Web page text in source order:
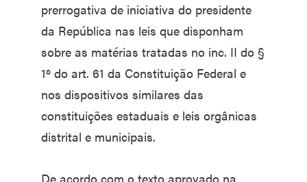
prerrogativa de iniciativa do presidente
da República nas leis que disponham
sobre as matérias tratadas no inc. II do §
1º do art. 61 da Constituição Federal e
nos dispositivos similares das
constituições estaduais e leis orgânicas
distrital e municipais.
De acordo com o texto aprovado na